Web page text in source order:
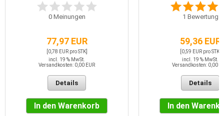
0Meinungen
77,97 EUR
[0,78 EUR pro STK]
incl. 19 % MwSt.
Versandkosten: 0,00 EUR
Details
In den Warenkorb
1 Bewertung
59,36 EUR
[0,59 EUR pro STK]
incl. 19 % MwSt.
Versandkosten: 0,00
Details
In den